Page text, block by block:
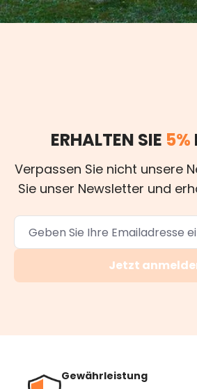
ERHALTEN SIE 5%
Verpassen Sie nicht unsere
Sie unser Newsletter und
Jetzt
Gewährleistung